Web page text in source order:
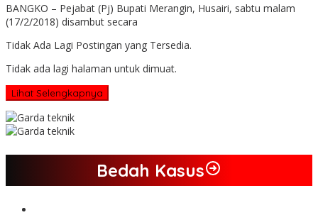
BANGKO – Pejabat (Pj) Bupati Merangin, Husairi, sabtu malam
(17/2/2018) disambut secara
Tidak Ada Lagi Postingan yang Tersedia.
Tidak ada lagi halaman untuk dimuat.
Lihat Selengkapnya
Bedah Kasus